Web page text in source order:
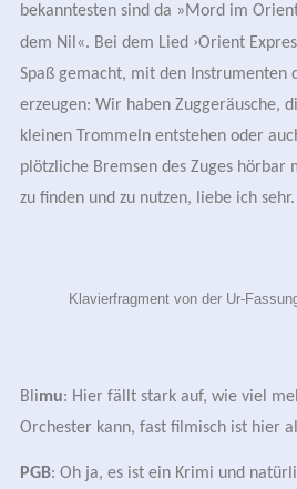
bekanntesten sind da »Mord im
dem Nil«. Bei dem Lied ›Orient
Spaß gemacht, mit den Instrumenten
erzeugen: Wir haben Zuggeräusche,
kleinen Trommeln entstehen oder
plötzliche Bremsen des Zuges hörbar
zu finden und zu nutzen, liebe ich sehr.
Klavierfragment von der Ur-
Blimu: Hier fällt stark auf, wie viel
Orchester kann, fast filmisch ist hier
PGB: Oh ja, es ist ein Krimi und